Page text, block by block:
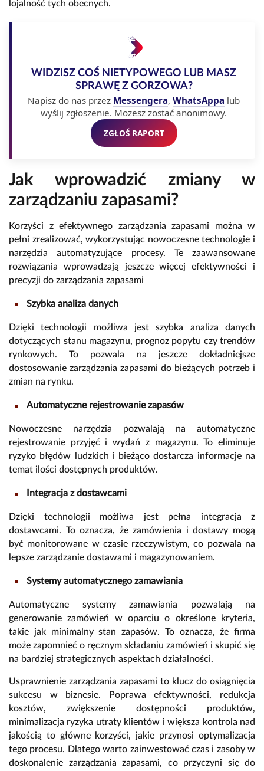
lojalność tych obecnych.
WIDZISZ COŚ NIETYPOWEGO LUB MASZ
SPRAWĘ Z GORZOWA?
Napisz do nas przez Messengera, WhatsAppa lub
wyślij zgłoszenie. Możesz zostać anonimowy.
ZGŁOŚ RAPORT
Jak wprowadzić zmiany w
zarządzaniu zapasami?
Korzyści z efektywnego zarządzania zapasami można w
pełni zrealizować, wykorzystując nowoczesne technologie i
narzędzia automatyzujące procesy. Te zaawansowane
rozwiązania wprowadzają jeszcze więcej efektywności i
precyzji do zarządzania zapasami
Szybka analiza danych
Dzięki technologii możliwa jest szybka analiza danych
dotyczących stanu magazynu, prognoz popytu czy trendów
rynkowych. To pozwala na jeszcze dokładniejsze
dostosowanie zarządzania zapasami do bieżących potrzeb i
zmian na rynku.
Automatyczne rejestrowanie zapasów
Nowoczesne narzędzia pozwalają na automatyczne
rejestrowanie przyjęć i wydań z magazynu. To eliminuje
ryzyko błędów ludzkich i bieżąco dostarcza informacje na
temat ilości dostępnych produktów.
Integracja z dostawcami
Dzięki technologii możliwa jest pełna integracja z
dostawcami. To oznacza, że zamówienia i dostawy mogą
być monitorowane w czasie rzeczywistym, co pozwala na
lepsze zarządzanie dostawami i magazynowaniem.
Systemy automatycznego zamawiania
Automatyczne systemy zamawiania pozwalają na
generowanie zamówień w oparciu o określone kryteria,
takie jak minimalny stan zapasów. To oznacza, że firma
może zapomnieć o ręcznym składaniu zamówień i skupić się
na bardziej strategicznych aspektach działalności.
Usprawnienie zarządzania zapasami to klucz do osiągnięcia
sukcesu w biznesie. Poprawa efektywności, redukcja
kosztów, zwiększenie dostępności produktów,
minimalizacja ryzyka utraty klientów i większa kontrola nad
jakością to główne korzyści, jakie przynosi optymalizacja
tego procesu. Dlatego warto zainwestować czas i zasoby w
doskonalenie zarządzania zapasami, co przyczyni się do